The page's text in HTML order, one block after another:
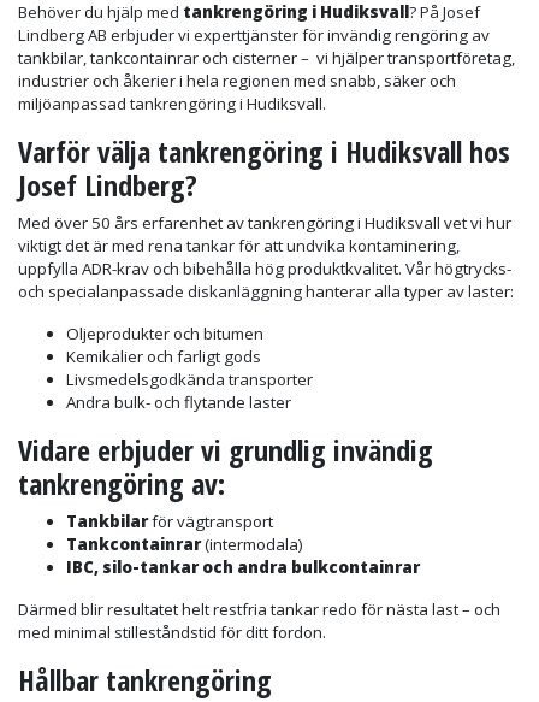
Behöver du hjälp med tankrengöring i Hudiksvall? På Josef
Lindberg AB erbjuder vi experttjänster för invändig rengöring av
tankbilar, tankcontainrar och cisterner – vi hjälper transportföretag,
industrier och åkerier i hela regionen med snabb, säker och
miljöanpassad tankrengöring i Hudiksvall.
Varför välja tankrengöring i Hudiksvall hos
Josef Lindberg?
Med över 50 års erfarenhet av tankrengöring i Hudiksvall vet vi hur
viktigt det är med rena tankar för att undvika kontaminering,
uppfylla ADR-krav och bibehålla hög produktkvalitet. Vår högtrycks-
och specialanpassade diskanläggning hanterar alla typer av laster:
Oljeprodukter och bitumen
Kemikalier och farligt gods
Livsmedelsgodkända transporter
Andra bulk- och flytande laster
Vidare erbjuder vi grundlig invändig
tankrengöring av:
Tankbilarför vägtransport
Tankcontainrar(intermodala)
IBC, silo-tankar och andra bulkcontainrar
Därmed blir resultatet helt restfria tankar redo för nästa last – och
med minimal stilleståndstid för ditt fordon.
Hållbar tankrengöring